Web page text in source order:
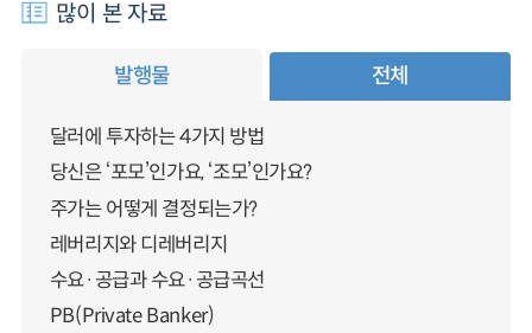
많이 본 자료
발행물 전체
달러에 투자하는 4가지 방법
당신은 ‘포모’인가요, ‘조모’인가요?
주가는 어떻게 결정되는가?
레버리지와 디레버리지
수요·공급과 수요·공급곡선
PB(Private Banker)